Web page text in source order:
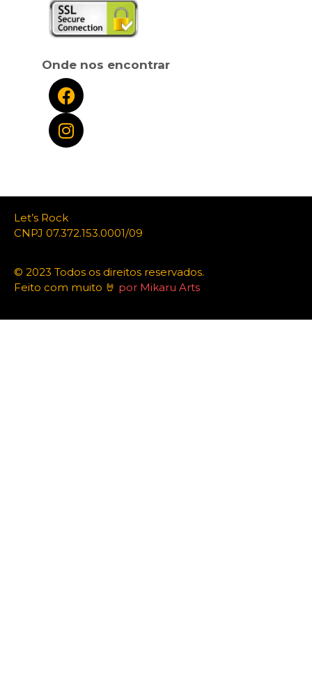
Onde nos encontrar
Let’s Rock
CNPJ 07.372.153.0001/09
© 2023 Todos os direitos reservados.
Feito com muito 🤘 por Mikaru Arts